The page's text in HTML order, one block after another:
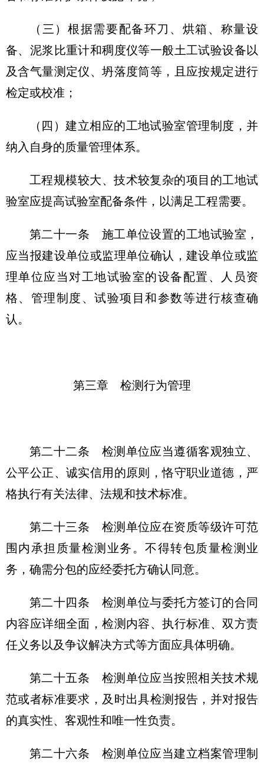
（三）根据需要配备环刀、烘箱、称量设
备、泥浆比重计和稠度仪等一般土工试验设备以
及含气量测定仪、坍落度筒等，且应按规定进行
检定或校准；
（四）建立相应的工地试验室管理制度，并
纳入自身的质量管理体系。
工程规模较大、技术较复杂的项目的工地试
验室应提高试验室配备条件，以满足工程需要。
第二十一条 施工单位设置的工地试验室，
应当报建设单位或监理单位确认，建设单位或监
理单位应当对工地试验室的设备配置、人员资
格、管理制度、试验项目和参数等进行核查确
认。
第三章 检测行为管理
第二十二条 检测单位应当遵循客观独立、
公平公正、诚实信用的原则，恪守职业道德，严
格执行有关法律、法规和技术标准。
第二十三条 检测单位应在资质等级许可范
围内承担质量检测业务。不得转包质量检测业
务，确需分包的应经委托方确认同意。
第二十四条 检测单位与委托方签订的合同
内容应详细全面，检测内容、执行标准、双方责
任义务以及争议解决方式等方面应具体明确。
第二十五条 检测单位应当按照相关技术规
范或者标准要求，及时出具检测报告，并对报告
的真实性、客观性和唯一性负责。
第二十六条 检测单位应当建立档案管理制